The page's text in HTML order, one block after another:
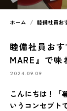
ホーム 睦備社員おす
睦備社員お
MARE』で味
2024.09.09
こんにちは！「
いうコンセプト